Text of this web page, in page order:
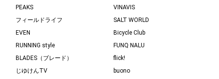
PEAKS
VINAVIS
フィールドライフ
SALT WORLD
EVEN
Bicycle Club
RUNNING style
FUNQ NALU
BLADES（ブレード）
flick!
じゆけんTV
buono